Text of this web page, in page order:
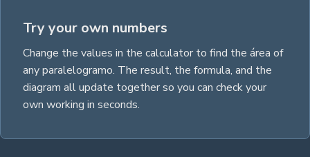
Try your own numbers
Change the values in the calculator to find the área of
anyparalelogramo. The result, the formula, and the
diagram all update together so you can check your
own working in seconds.